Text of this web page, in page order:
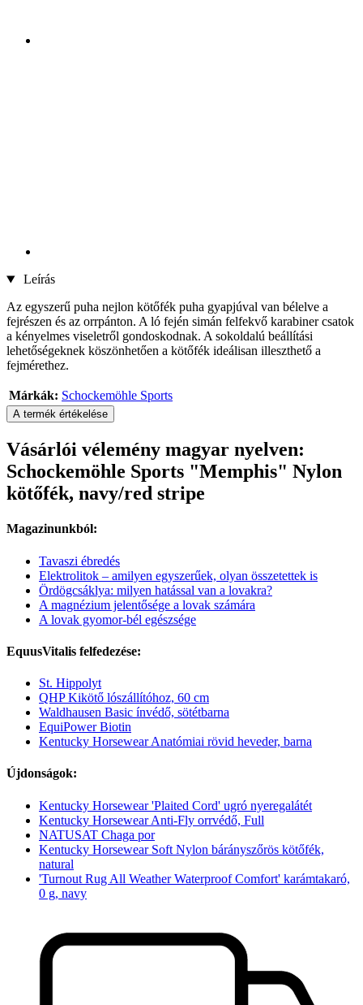
Leírás
Az egyszerű puha nejlon kötőfék puha gyapjúval van bélelve a
fejrészen és az orrpánton. A ló fején simán felfekvő karabiner csatok
a kényelmes viseletről gondoskodnak. A sokoldalú beállítási
lehetőségeknek köszönhetően a kötőfék ideálisan illeszthető a
fejmérethez.
Márkák: Schockemöhle Sports
A termék értékelése
Vásárlói vélemény magyar nyelven:
Schockemöhle Sports "Memphis" Nylon
kötőfék, navy/red stripe
Magazinunkból:
Tavaszi ébredés
Elektrolitok – amilyen egyszerűek, olyan összetettek is
Ördögcsáklya: milyen hatással van a lovakra?
A magnézium jelentősége a lovak számára
A lovak gyomor-bél egészsége
EquusVitalis felfedezése:
St. Hippolyt
QHP Kikötő lószállítóhoz, 60 cm
Waldhausen Basic ínvédő, sötétbarna
EquiPower Biotin
Kentucky Horsewear Anatómiai rövid heveder, barna
Újdonságok:
Kentucky Horsewear 'Plaited Cord' ugró nyeregalátét
Kentucky Horsewear Anti-Fly orrvédő, Full
NATUSAT Chaga por
Kentucky Horsewear Soft Nylon bárányszőrös kötőfék,
natural
'Turnout Rug All Weather Waterproof Comfort' karámtakaró,
0 g, navy